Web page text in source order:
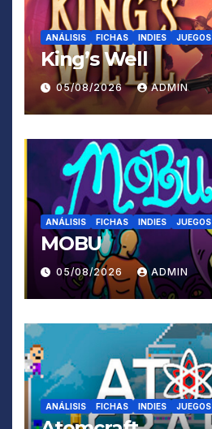
ANÁLISIS FICHAS INDIES JUEGOS
King’s Well
05/08/2026 ADMIN
ANÁLISIS FICHAS INDIES JUEGOS
MOBU
05/08/2026 ADMIN
ANÁLISIS FICHAS INDIES JUEGOS